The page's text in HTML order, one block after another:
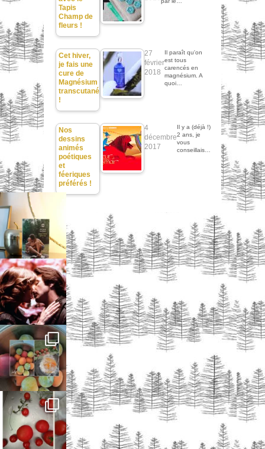
Tapis
Champ de
fleurs !
Cet hiver,
je fais une
cure de
Magnésium
transcutané
!
27
février
2018
Il paraît qu'on
est tous
carencés en
magnésium. A
quoi…
Nos
dessins
animés
poétiques
et
féeriques
préférés !
4
décembre
2017
Il y a (déjà !)
2 ans, je
vous
conseillais…